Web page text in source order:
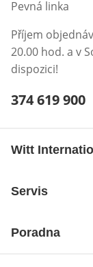
Pevná linka
Příjem
20.00 hod. a v
dispozici!
Telefonní
374 619 900
Witt
Servis
Poradna